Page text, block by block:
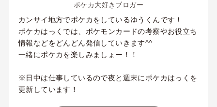
ポケカ大好きブロガー
カンサイ地方でポケカをしているゆうくんです！
ポケカはっくでは、ポケモンカードの考察やお役立ち
情報などをどんどん発信していきます^^
一緒にポケカを楽しみましょー！！
※日中は仕事しているので夜と週末にポケカはっくを
更新しています！